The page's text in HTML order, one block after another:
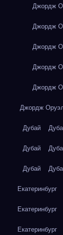
Джордж
Джордж
Джордж
Джордж
Джордж
Джордж
Дубай
Дубай
Дубай
Екатеринбург
Екатеринбург
Екатеринбург